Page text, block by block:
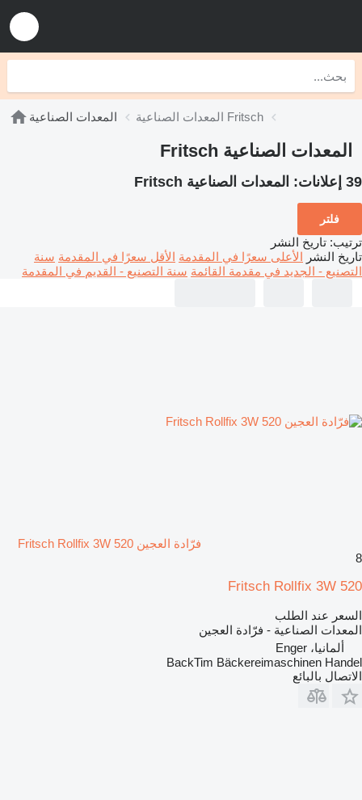
المعدات الصناعية المعدات الصناعية Fritsch
المعدات الصناعية Fritsch
39 إعلانات: المعدات الصناعية Fritsch
فلتر
ترتيب: تاريخ النشر
تاريخ النشر الأعلى سعرًا في المقدمة الأقل سعرًا في المقدمة سنة
التصنيع - الجديد في مقدمة القائمة سنة التصنيع - القديم في المقدمة
فرّادة العجين Fritsch Rollfix 3W 520
8
Fritsch Rollfix 3W 520
السعر عند الطلب
المعدات الصناعية - فرّادة العجين
ألمانيا، Enger
BackTim Bäckereimaschinen Handel
الاتصال بالبائع